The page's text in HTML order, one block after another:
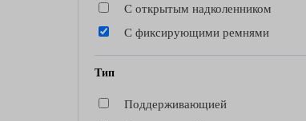
С открытым надколенником
С фиксирующими ремнями
Тип
Поддерживающией